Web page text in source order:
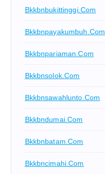
Bkkbnbukittinggi.com
Bkkbnpayakumbuh.com
Bkkbnpariaman.com
Bkkbnsolok.com
Bkkbnsawahlunto.com
Bkkbndumai.com
Bkkbnbatam.com
Bkkbncimahi.com